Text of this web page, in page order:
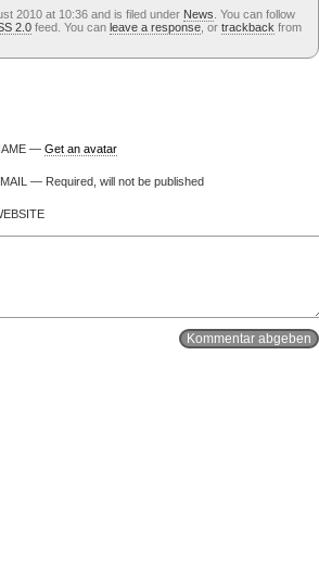
2010 at 10:36 and is filed under News . You can follow
2.0 feed. You can leave a response , or trackback from
— Get an avatar
— Required, will not be published